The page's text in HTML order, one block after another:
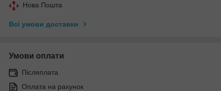
Нова Пошта
Всі умови доставки
Умови оплати
Післяплата
Оплата на рахунок